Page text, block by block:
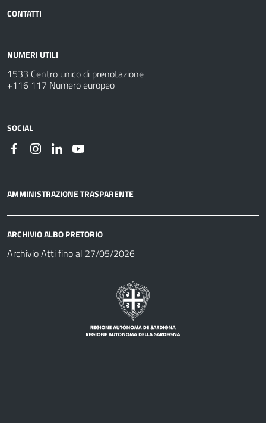
CONTATTI
NUMERI UTILI
1533 Centro unico di prenotazione
+116 117 Numero europeo
SOCIAL
AMMINISTRAZIONE TRASPARENTE
ARCHIVIO ALBO PRETORIO
Archivio Atti fino al 27/05/2026